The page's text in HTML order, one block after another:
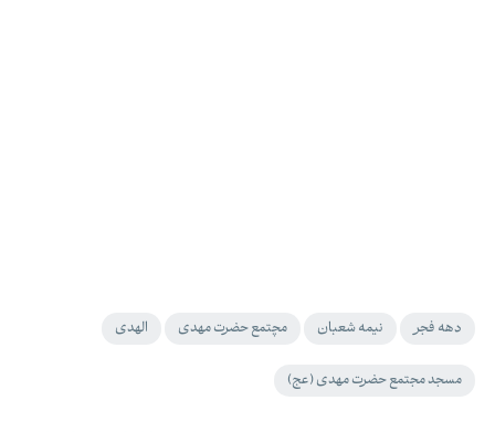
دهه فجر نیمه شعبان مچتمع حضرت مهدی الهدی
مسجد مجتمع حضرت مهدی (عج)